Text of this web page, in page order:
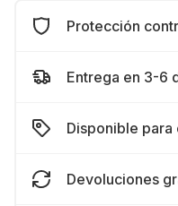
Protección
Entrega en 3-6
Disponible para
Devoluciones